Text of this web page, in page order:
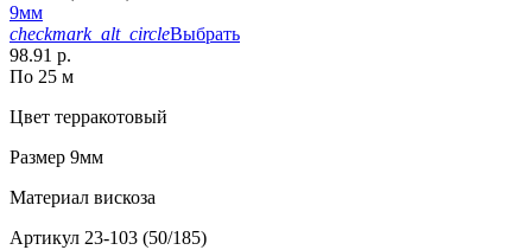
9мм
checkmark_alt_circleВыбрать
98.91 р.
По 25 м
Цвет терракотовый
Размер 9мм
Материал вискоза
Артикул 23-103 (50/185)